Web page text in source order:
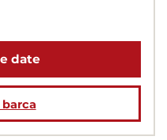
date
barca